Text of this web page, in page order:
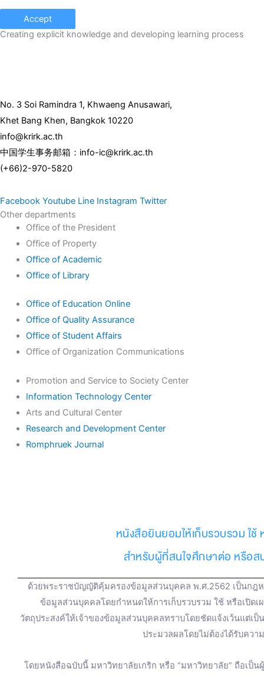
Accept
Creating explicit knowledge and developing learning process
No. 3 Soi Ramindra 1, Khwaeng Anusawari,
Khet Bang Khen, Bangkok 10220
info@krirk.ac.th
中国学生事务邮箱：info-ic@krirk.ac.th
(+66)2-970-5820
Facebook Youtube Line Instagram Twitter
Other departments
Office of the President
Office of Property
Office of Academic
Office of Library
Office of Education Online
Office of Quality Assurance
Office of Student Affairs
Office of Organization Communications
Promotion and Service to Society Center
Information Technology Center
Arts and Cultural Center
Research and Development Center
Romphruek Journal
หนังสือยินยอมให้เก็บรวบรวม ใ
สำหรับผู้ที่สนใจศึกษาต่อ หรือ
ด้วยพระราชบัญญัติคุ้มครองข้อมูลส่วนบุคคล พ.ศ.2562 เป็นกฎ
ข้อมูลส่วนบุคคลโดยกำหนดให้การเก็บรวบรวม ใช้ หรือเปิ
วัตถุประสงค์ให้เจ้าของข้อมูลส่วนบุคคลทราบโดยชัดแจ้งเว้นแต่
ประมวลผลโดยไม่ต้องได้รับคว
โดยหนังสือฉบับนี้ มหาวิทยาลัยเกริก หรือ “มหาวิทยาลัย” ถือเ